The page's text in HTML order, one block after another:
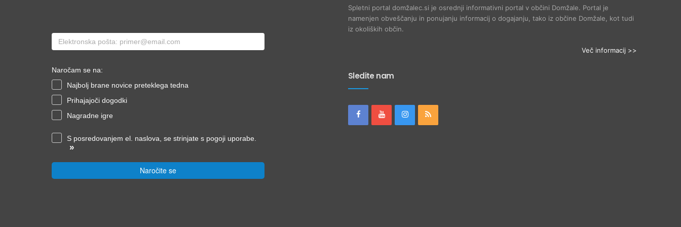
Naročam se na:
Najbolj brane novice preteklega tedna
Prihajajoči dogodki
Nagradne igre
S posredovanjem el. naslova, se strinjate s pogoji uporabe.
»
Naročite se
Spletni portal domžalec.si je osrednji informativni portal v občini Domžale. Portal je
namenjen obveščanju in ponujanju informacij o dogajanju, tako iz občine Domžale, kot tudi
iz okoliških občin.
Več informacij >>
Sledite nam